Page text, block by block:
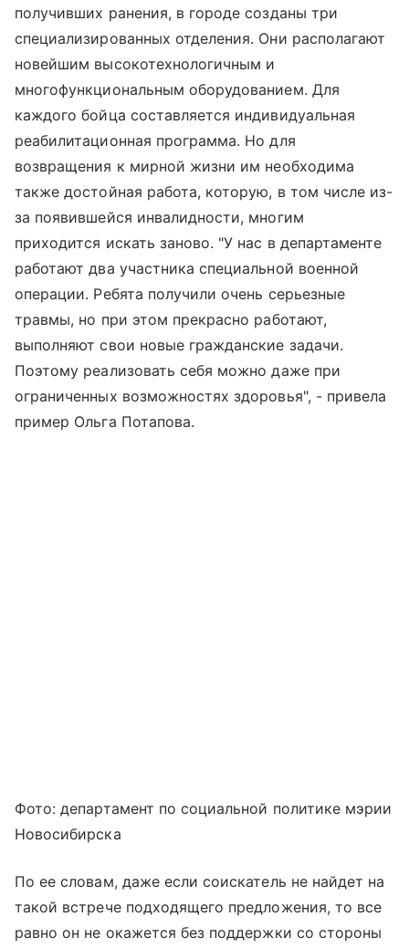
получивших ранения, в городе созданы три
специализированных отделения. Они располагают
новейшим высокотехнологичным и
многофункциональным оборудованием. Для
каждого бойца составляется индивидуальная
реабилитационная программа. Но для
возвращения к мирной жизни им необходима
также достойная работа, которую, в том числе из-
за появившейся инвалидности, многим
приходится искать заново. "У нас в департаменте
работают два участника специальной военной
операции. Ребята получили очень серьезные
травмы, но при этом прекрасно работают,
выполняют свои новые гражданские задачи.
Поэтому реализовать себя можно даже при
ограниченных возможностях здоровья", - привела
пример Ольга Потапова.
Фото: департамент по социальной политике мэрии
Новосибирска
По ее словам, даже если соискатель не найдет на
такой встрече подходящего предложения, то все
равно он не окажется без поддержки со стороны